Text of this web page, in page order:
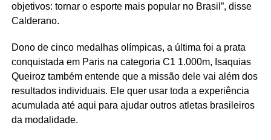
objetivos: tornar o esporte mais popular no Brasil”, disse
Calderano.
Dono de cinco medalhas olímpicas, a última foi a prata
conquistada em Paris na categoria C1 1.000m, Isaquias
Queiroz também entende que a missão dele vai além dos
resultados individuais. Ele quer usar toda a experiência
acumulada até aqui para ajudar outros atletas brasileiros
da modalidade.